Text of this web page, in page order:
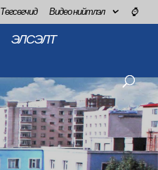
Төгсөгчид Видео нийтлэл ⌚
ЭЛСЭЛТ